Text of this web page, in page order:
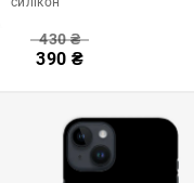
430₴
390 ₴